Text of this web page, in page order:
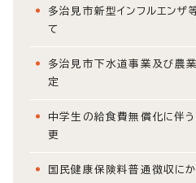
多治見市新型インフルエン
て
多治見市下水道事業及び農
定
中学生の給食費無償化に伴
更
国民健康保険料普通徴収に